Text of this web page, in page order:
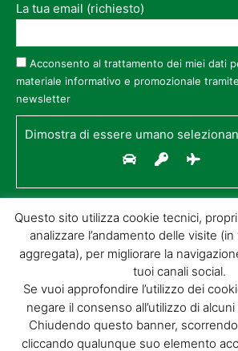
La tua email (richiesto)
Acconsento al trattamento dei miei dati
materiale informativo e promozionale
newsletter
Dimostra di essere umano
© GIORGIO TESI EDITRICE
01732650476 | VIA DI BADIA 14 –
BOTTEGONE (PISTOIA) |
Questo sito utilizza cookie tecnici,
analizzare l’andamento delle visite
aggregata), per migliorare la
tuoi canali social.
Se vuoi approfondire l’utilizzo dei
negare il consenso all’utilizzo di
Chiudendo questo banner,
cliccando qualunque suo elemento